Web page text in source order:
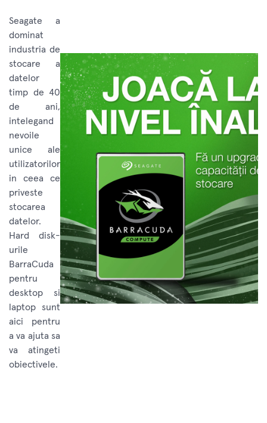
Seagate a
dominat
industria de
stocare a
datelor
timp de 40
de ani,
intelegand
nevoile
unice ale
utilizatorilor
in ceea ce
priveste
stocarea
datelor.
Hard disk-
urile
BarraCuda
pentru
desktop si
laptop sunt
aici pentru
a va ajuta sa
va atingeti
obiectivele.